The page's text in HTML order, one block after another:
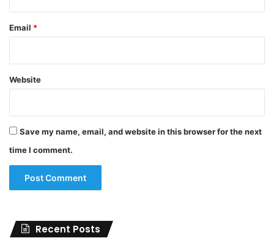
Email *
Website
Save my name, email, and website in this browser for the next
time I comment.
Recent Posts